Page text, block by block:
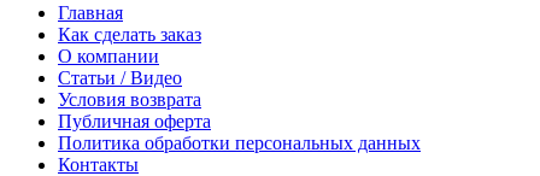
Главная
Как сделать заказ
О компании
Статьи / Видео
Условия возврата
Публичная оферта
Политика обработки персональных данных
Контакты